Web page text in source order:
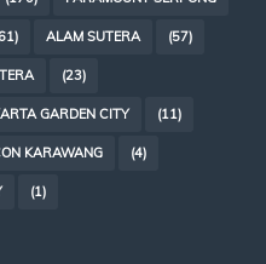
ALAM SUTERA (57)
(23)
GARDEN CITY (11)
KARAWANG (4)
(1)